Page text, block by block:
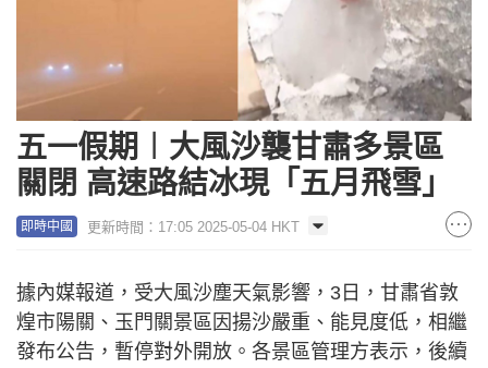
五一假期︱大風沙襲甘肅多景區
關閉 高速路結冰現「五月飛雪」
即時中國 更新時間：17:05 2025-05-04 HKT
據內媒報道，受大風沙塵天氣影響，3日，甘肅省敦
煌市陽關、玉門關景區因揚沙嚴重、能見度低，相繼
發布公告，暫停對外開放。各景區管理方表示，後續